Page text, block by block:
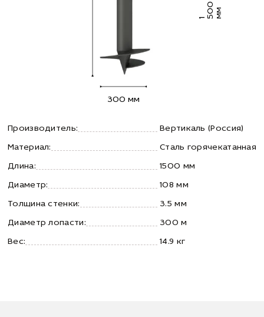
1
5 0
0
м м
300 мм
Производитель: Вертикаль (Россия)
Материал: Сталь горячекатанная
Длина: 1500 мм
Диаметр: 108 мм
Толщина стенки: 3.5 мм
Диаметр лопасти: 300 м
Вес: 14.9 кг